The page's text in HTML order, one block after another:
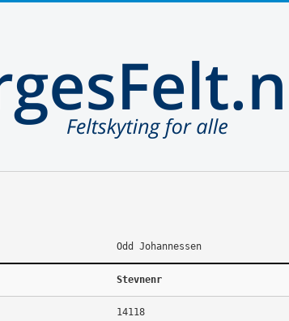
Odd Johannessen
Stevnenr
14118